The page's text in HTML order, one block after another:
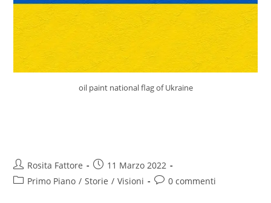
oil paint national flag of Ukraine
Rosita Fattore
11 Marzo 2022
Primo Piano / Storie / Visioni 0 commenti